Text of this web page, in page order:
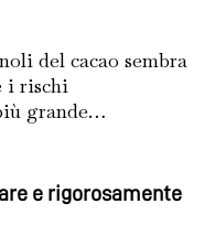
del cacao sembra
i rischi
grande…
e rigorosamente